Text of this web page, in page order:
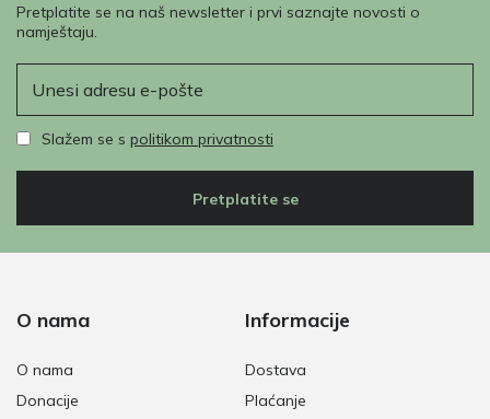
Pretplatite se na naš newsletter i prvi saznajte novosti o
namještaju.
Slažem se s politikom privatnosti
Pretplatite se
O nama
O nama
Donacije
Informacije
Dostava
Plaćanje